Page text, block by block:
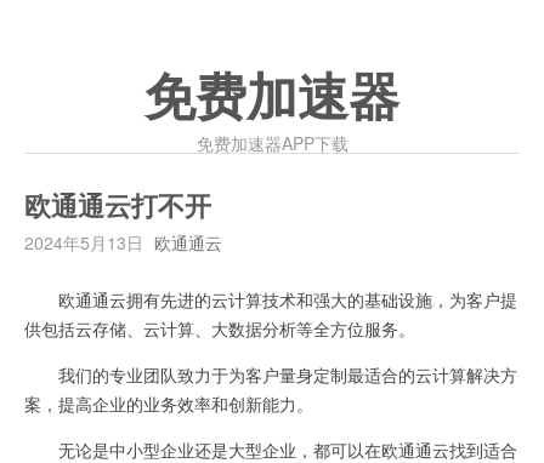
免费加速器
免费加速器APP下载
欧通通云打不开
2024年5月13日 欧通通云
欧通通云拥有先进的云计算技术和强大的基础设施，为客户提
供包括云存储、云计算、大数据分析等全方位服务。
我们的专业团队致力于为客户量身定制最适合的云计算解决方
案，提高企业的业务效率和创新能力。
无论是中小型企业还是大型企业，都可以在欧通通云找到适合